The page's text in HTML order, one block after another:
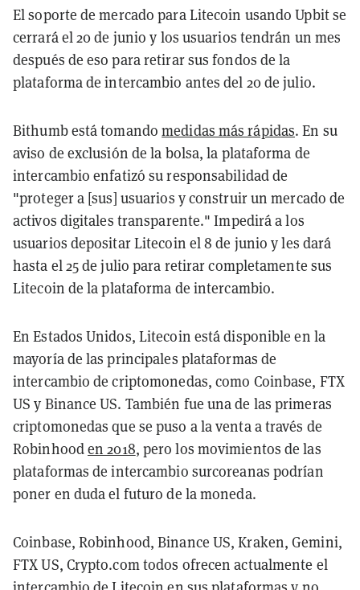
El soporte de mercado para Litecoin usando Upbit se
cerrará el 20 de junio y los usuarios tendrán un mes
después de eso para retirar sus fondos de la
plataforma de intercambio antes del 20 de julio.
Bithumb está tomandomedidas más rápidas. En su
aviso de exclusión de la bolsa, la plataforma de
intercambio enfatizó su responsabilidad de
"proteger a [sus] usuarios y construir un mercado de
activos digitales transparente." Impedirá a los
usuarios depositar Litecoin el 8 de junio y les dará
hasta el 25 de julio para retirar completamente sus
Litecoin de la plataforma de intercambio.
En Estados Unidos, Litecoin está disponible en la
mayoría de las principales plataformas de
intercambio de criptomonedas, como Coinbase, FTX
US y Binance US. También fue una de las primeras
criptomonedas que se puso a la venta a través de
Robinhooden 2018, pero los movimientos de las
plataformas de intercambio surcoreanas podrían
poner en duda el futuro de la moneda.
Coinbase, Robinhood, Binance US, Kraken, Gemini,
FTX US, Crypto.com todos ofrecen actualmente el